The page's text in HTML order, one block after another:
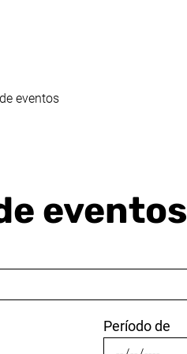
eventos
eventos
Período de